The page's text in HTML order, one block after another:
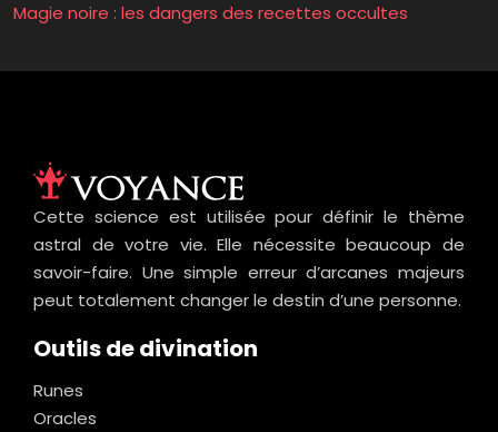
Magie noire : les dangers des recettes occultes
Cette science est utilisée pour définir le thème
astral de votre vie. Elle nécessite beaucoup de
savoir-faire. Une simple erreur d’arcanes majeurs
peut totalement changer le destin d’une personne.
Outils de divination
Runes
Oracles